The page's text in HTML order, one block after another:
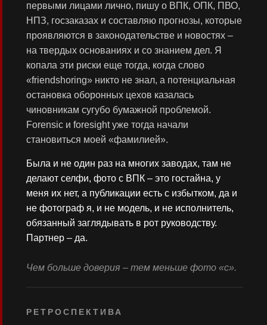
первыми лицами лично, пишу о ВПК, ОПК, ПВО,
НПЗ, госзаказах и составляю прогнозы, которые
проявляются в законодательстве и новостях –
на твердых основаниях и со знанием дел. Я
копала эти риски еще тогда, когда слово
«friendshoring» никто не знал, а потенциальная
остановка оборонных цехов казалась
чиновникам сугубо бумажной проблемой.
Forensic и foresight уже тогда начали
становиться моей «фамилией».
Была и не один раз на многих заводах, там не
делают селфи, фото с ВПК – это гостайна, у
меня их нет, а публикации есть с избытком, да и
не фотограф я, и не модель, и не исполнитель,
обязанный заглядывать в рот руководству.
Партнер – да.
Чем больше доверия – тем меньше фото «с».
РЕТРОСПЕКТИВА